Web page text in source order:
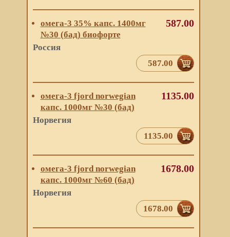
омега-3 35% капс. 1400мг
№30 (бад) биофорте
Россия
587.00
587.00
омега-3 fjord norwegian
капс. 1000мг №30 (бад)
Норвегия
1135.00
1135.00
омега-3 fjord norwegian
капс. 1000мг №60 (бад)
Норвегия
1678.00
1678.00